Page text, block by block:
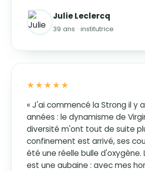
Julie Leclercq
39 ans · institutrice
★★★★★
« J'ai commencé la Strong il y
années : le dynamisme de
diversité m'ont tout de suite
confinement est arrivé, ses
été une réelle bulle d'oxygène.
est une aubaine : avec mes